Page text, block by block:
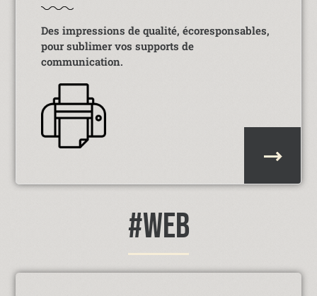
Des impressions de qualité, écoresponsables,
pour sublimer vos supports de
communication.
#WEB